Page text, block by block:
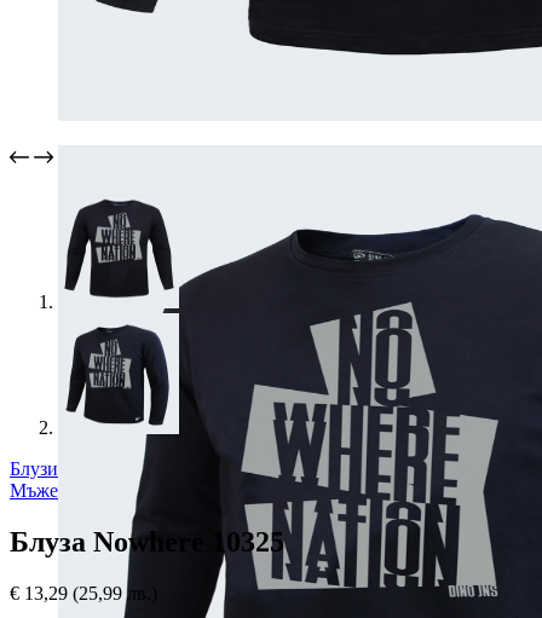
Блузи
Мъже
Блуза Nowhere 10325
€ 13,29 (25,99 лв.)